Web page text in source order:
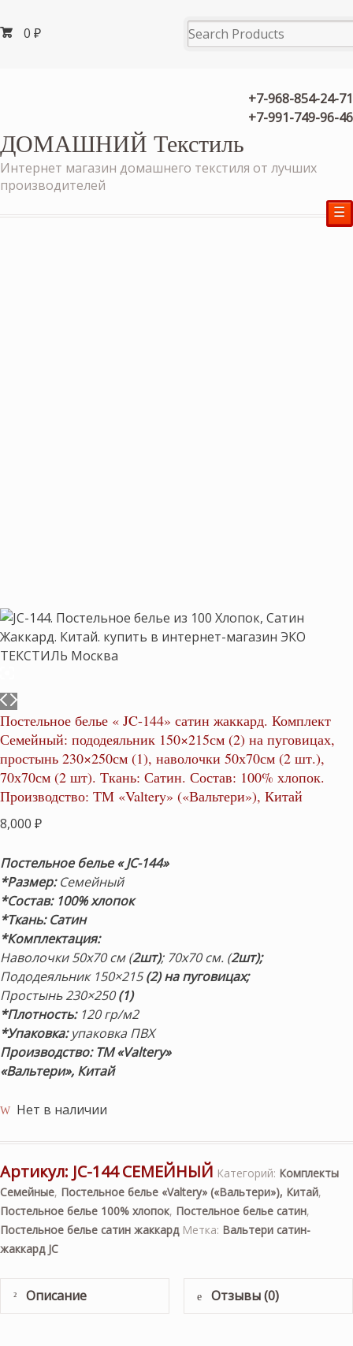
0 ₽
+7-968-854-24-71
+7-991-749-96-46
ДОМАШНИЙ Текстиль
Интернет магазин домашнего текстиля от лучших
производителей
☰
Постельное белье « JC-144» сатин жаккард. Комплект
Семейный: пододеяльник 150×215см (2) на пуговицах,
простынь 230×250см (1), наволочки 50х70см (2 шт.),
70х70см (2 шт). Ткань: Сатин. Состав: 100% хлопок.
Производство: ТМ «Valtery» («Вальтери»), Китай
8,000 ₽
Постельное белье « JC-144»
*Размер:Семейный
*Состав: 100% хлопок
*Ткань: Сатин
*Комплектация:
Наволочки 50х70 см (2шт); 70х70 см. (2шт);
Пододеяльник 150×215(2) на пуговицах;
Простынь 230×250(1)
*Плотность: 120 гр/м2
*Упаковка:упаковка ПВХ
Производство: ТМ «Valtery»
«Вальтери», Китай
Нет в наличии
Артикул: JC-144 СЕМЕЙНЫЙ Категорий: Комплекты
Семейные, Постельное белье «Valtery» («Вальтери»), Китай,
Постельное белье 100% хлопок, Постельное белье сатин,
Постельное белье сатин жаккард Метка: Вальтери сатин-
жаккард JC
Описание Отзывы (0)